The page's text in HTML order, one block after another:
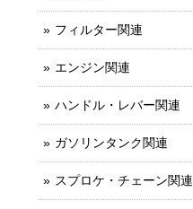
フィルター関連
エンジン関連
ハンドル・レバー関連
ガソリンタンク関連
スプロケ・チェーン関連